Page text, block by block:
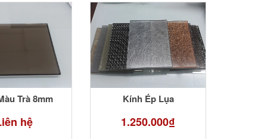
Trà 8mm
hệ
Kính Ép Lụa
1.250.000₫